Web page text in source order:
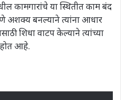
कामगारांचे या स्थितीत काम बंद
अशक्य बनल्याने त्यांना आधार
शिधा वाटप केल्याने त्यांच्या
होत आहे.